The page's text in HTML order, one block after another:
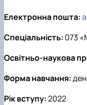
Електронна пошта:
Спеціальність: 073
Освітньо-наукова
Форма навчання:
Рік вступу:2022